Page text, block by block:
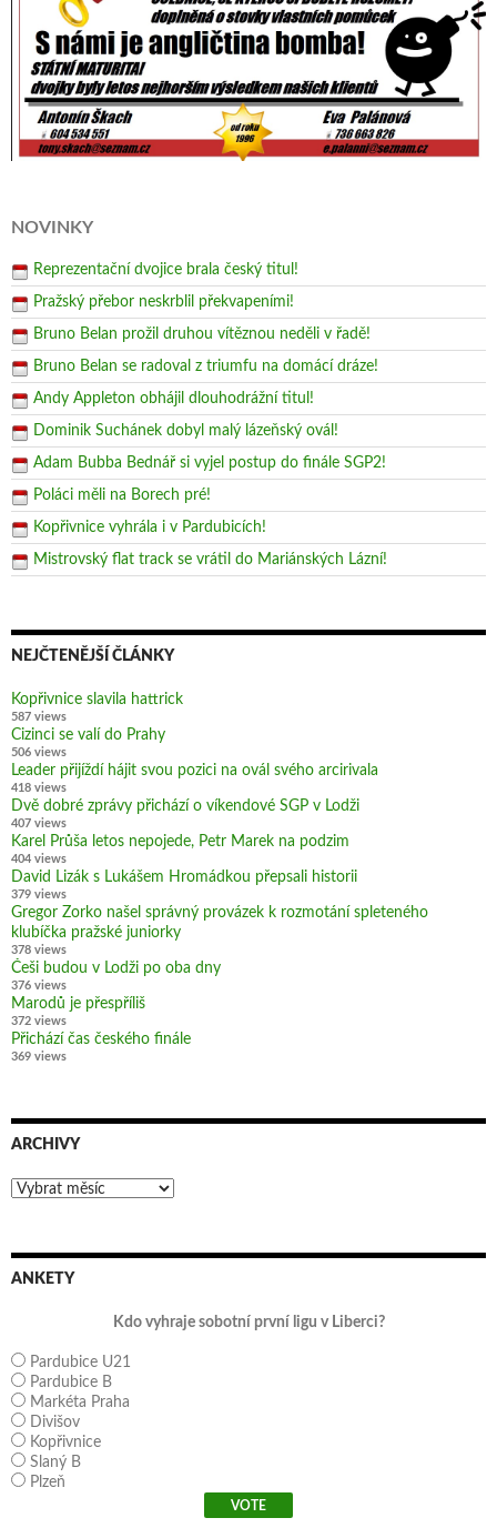
NOVINKY
Reprezentační dvojice brala český titul!
Pražský přebor neskrblil překvapeními!
Bruno Belan prožil druhou vítěznou neděli v řadě!
Bruno Belan se radoval z triumfu na domácí dráze!
Andy Appleton obhájil dlouhodrážní titul!
Dominik Suchánek dobyl malý lázeňský ovál!
Adam Bubba Bednář si vyjel postup do finále SGP2!
Poláci měli na Borech pré!
Kopřivnice vyhrála i v Pardubicích!
Mistrovský flat track se vrátil do Mariánských Lázní!
NEJČTENĚJŠÍ ČLÁNKY
Kopřivnice slavila hattrick
587 views
Cizinci se valí do Prahy
506 views
Leader přijíždí hájit svou pozici na ovál svého arcirivala
418 views
Dvě dobré zprávy přichází o víkendové SGP v Lodži
407 views
Karel Průša letos nepojede, Petr Marek na podzim
404 views
David Lizák s Lukášem Hromádkou přepsali historii
379 views
Gregor Zorko našel správný provázek k rozmotání spleteného
klubíčka pražské juniorky
378 views
Češi budou v Lodži po oba dny
376 views
Marodů je přespříliš
372 views
Přichází čas českého finále
369 views
ARCHIVY
Archivy
ANKETY
Kdo vyhraje sobotní první ligu v Liberci?
Pardubice U21
Pardubice B
Markéta Praha
Divišov
Kopřivnice
Slaný B
Plzeň